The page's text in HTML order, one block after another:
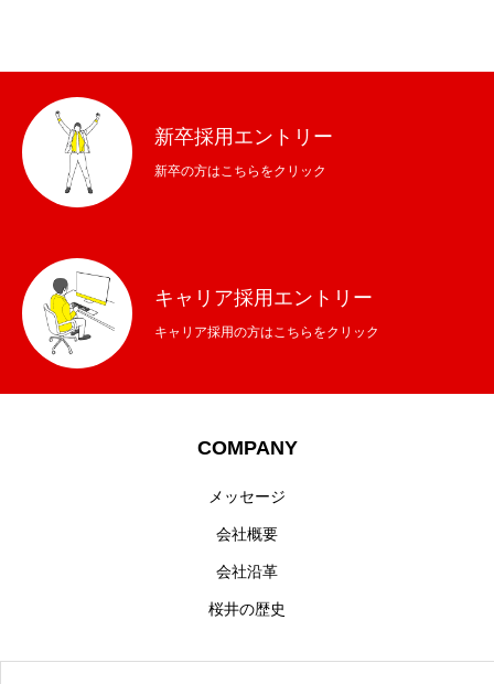
新卒採用エントリー
新卒の方はこちらをクリック
キャリア採用エントリー
キャリア採用の方はこちらをクリック
COMPANY
メッセージ
会社概要
会社沿革
桜井の歴史